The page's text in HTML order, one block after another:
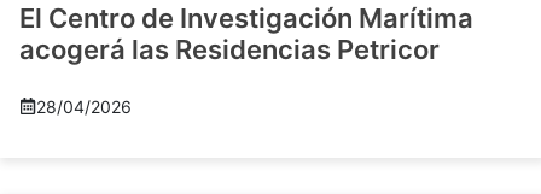
El Centro de Investigación Marítima
acogerá las Residencias Petricor
28/04/2026